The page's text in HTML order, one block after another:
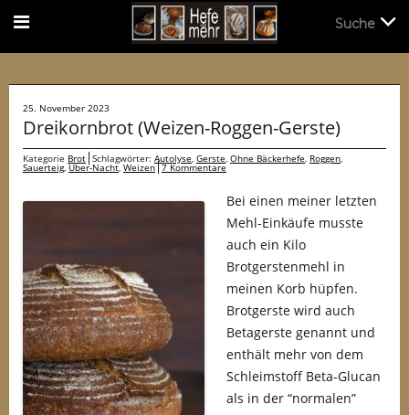
25. November 2023
Dreikornbrot (Weizen-Roggen-Gerste)
Kategorie Brot Schlagwörter: Autolyse, Gerste, Ohne Bäckerhefe, Roggen,
Sauerteig,Über-Nacht, Weizen 7 Kommentare
Bei einen meiner letzten
Mehl-Einkäufe musste
auch ein Kilo
Brotgerstenmehl in
meinen Korb hüpfen.
Brotgerste wird auch
Betagerste genannt und
enthält mehr von dem
Schleimstoff Beta-Glucan
als in der “normalen”
Suche
Suche